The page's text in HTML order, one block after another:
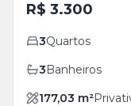
R$ 3.300
3Quartos
3Banheiros
177,03 m²